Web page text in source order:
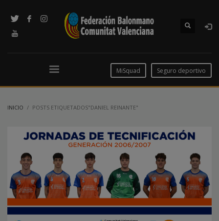
MiSquad Seguro deportivo
INICIO POSTS ETIQUETADOS"DANIEL REINANTE"